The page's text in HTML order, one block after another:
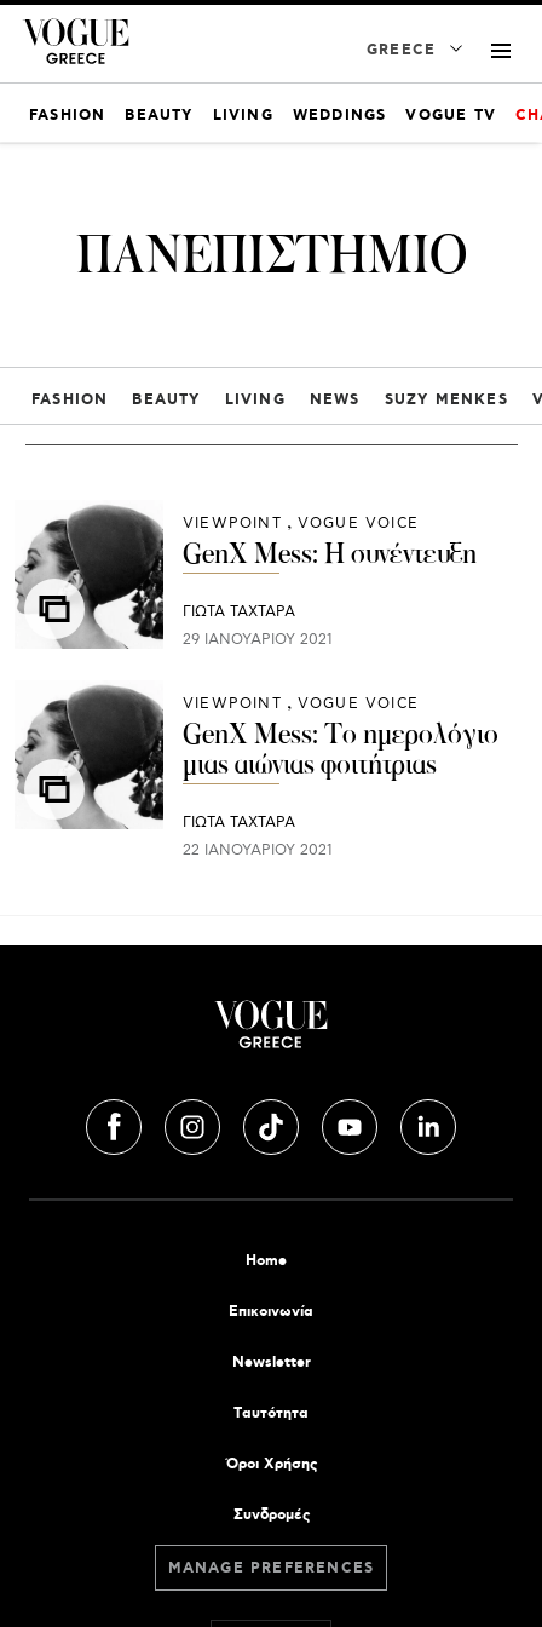
GREECE
FASHION BEAUTY LIVING WEDDINGS VOGUE TV
ΠΑΝΕΠΙΣΤΗΜΙΟ
FASHION BEAUTY LIVING NEWS SUZY MENKES
VIEWPOINT VOGUE VOICE
GenX Mess: Η συνέντευξη
ΓΙΩΤΑ ΤΑΧΤΑΡΑ
29 ΙΑΝΟΥΑΡΊΟΥ 2021
VIEWPOINT VOGUE VOICE
GenX Mess: Το ημερολόγιο
μιας αιώνιας φοιτήτριας
ΓΙΩΤΑ ΤΑΧΤΑΡΑ
22 ΙΑΝΟΥΑΡΊΟΥ 2021
Home
Επικοινωνία
Newsletter
Tαυτότητα
Όροι Χρήσης
Συνδρομές
MANAGE PREFERENCES